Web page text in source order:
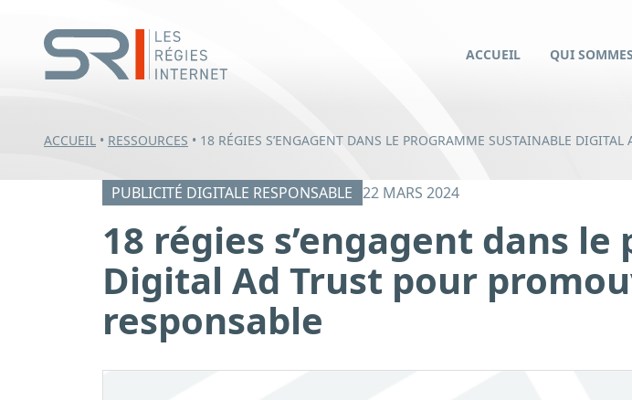
ACCUEIL QUI
ACCUEIL • RESSOURCES • 18 RÉGIES S’ENGAGENT DANS LE PROGRAMME SUSTAINABLE
PUBLICITÉ DIGITALE RESPONSABLE 22 MARS 2024
18 régies s’engagent dans
Digital Ad Trust pour
responsable